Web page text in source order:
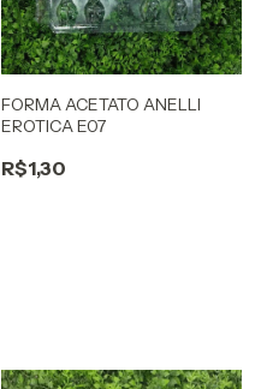
FORMA ACETATO ANELLI
EROTICA E07
R$1,30